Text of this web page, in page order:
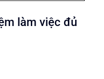
làm việc đủ